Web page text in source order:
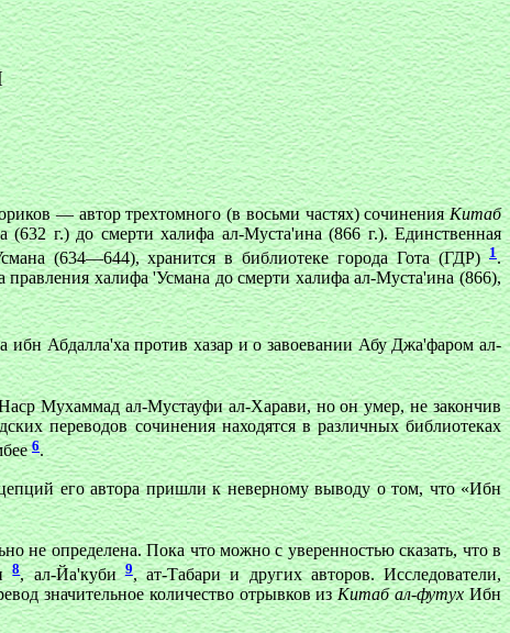
— автор трехтомного (в восьми частях) сочиненияКитаб
г.) до смерти халифа ал-Муста'ина (866 г.). Единственная
(634—644), хранится в библиотеке города Гота (ГДР)1.
халифа 'Усмана до смерти халифа ал-Муста'ина (866),
ибн Абдалла'ха против хазар и о завоевании Абу Джа'фаром ал-
Мухаммад ал-Мустауфи ал-Харави, но он умер, не закончив
переводов сочинения находятся в различных библиотеках
6.
его автора пришли к неверному выводу о том, что «Ибн
не определена. Пока что можно с уверенностью сказать, что в
8, ал-Йа'куби9, ат-Табари и других авторов. Исследователи,
значительное количество отрывков изКитаб ал-футухИбн